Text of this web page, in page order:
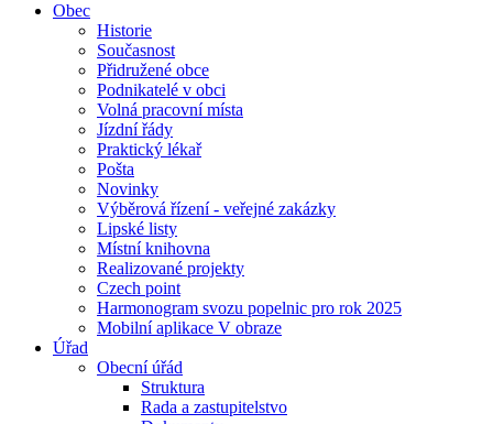
Obec
Historie
Současnost
Přidružené obce
Podnikatelé v obci
Volná pracovní místa
Jízdní řády
Praktický lékař
Pošta
Novinky
Výběrová řízení - veřejné zakázky
Lipské listy
Místní knihovna
Realizované projekty
Czech point
Harmonogram svozu popelnic pro rok 2025
Mobilní aplikace V obraze
Úřad
Obecní úřád
Struktura
Rada a zastupitelstvo